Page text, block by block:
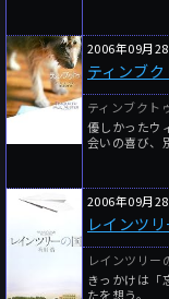
2006年09月
ティンブク
ティンブクト
優しかったウ
会いの喜び、
2006年09月
レインツ
レインツリー
きっかけは「
たを想う。